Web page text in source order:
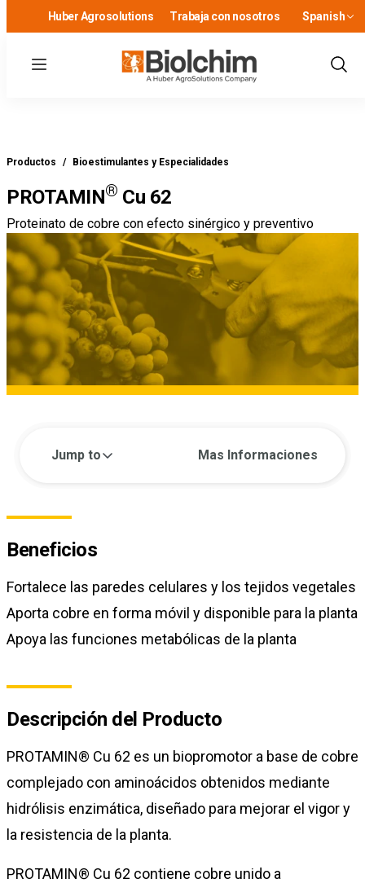
Huber Agrosolutions Trabaja con nosotros Spanish
Menu
Show
Productos / Bioestimulantes y Especialidades
PROTAMIN® Cu 62
Proteinato de cobre con efecto sinérgico y preventivo
Jump to Mas Informaciones
Beneficios
Fortalece las paredes celulares y los tejidos vegetales
Aporta cobre en forma móvil y disponible para la planta
Apoya las funciones metabólicas de la planta
Descripción del Producto
PROTAMIN® Cu 62 es un biopromotor a base de cobre
complejado con aminoácidos obtenidos mediante
hidrólisis enzimática, diseñado para mejorar el vigor y
la resistencia de la planta.
PROTAMIN® Cu 62 contiene cobre unido a